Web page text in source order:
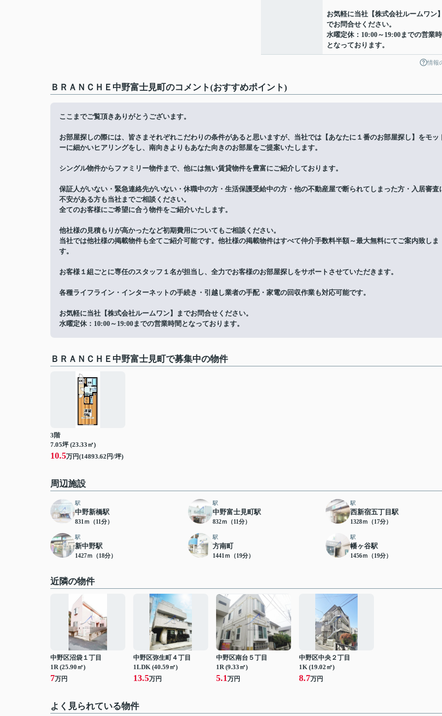
お気軽に当社【株式会社ルームワン
でお問合せください。
水曜定休：10:00～19:00までの営業
となっております。
情報
ＢＲＡＮＣＨＥ中野富士見町のコメント(おすすめポイント)
ここまでご覧頂きありがとうございます。
お部屋探しの際には、皆さまそれぞれこだわりの条件があると思いますが、当社では【あなたに１番のお部屋探し】をモッ
ーに細かいヒアリングをし、南向きよりもあなた向きのお部屋をご提案いたします。
シングル物件からファミリー物件まで、他には無い賃貸物件を豊富にご紹介しております。
保証人がいない・緊急連絡先がいない・休職中の方・生活保護受給中の方・他の不動産屋で断られてしまった方・入居審査
不安がある方も当社までご相談ください。
全てのお客様にご希望に合う物件をご紹介いたします。
他社様の見積もりが高かったなど初期費用についてもご相談ください。
当社では他社様の掲載物件も全てご紹介可能です。他社様の掲載物件はすべて仲介手数料半額～最大無料にてご案内致しま
す。
お客様１組ごとに専任のスタッフ１名が担当し、全力でお客様のお部屋探しをサポートさせていただきます。
各種ライフライン・インターネットの手続き・引越し業者の手配・家電の回収作業も対応可能です。
お気軽に当社【株式会社ルームワン】までお問合せください。
水曜定休：10:00～19:00までの営業時間となっております。
ＢＲＡＮＣＨＥ中野富士見町で募集中の物件
3階
7.05坪 (23.33㎡)
10.5万円(14893.62円/坪)
周辺施設
駅
中野新橋駅
831ｍ（11分）
駅
中野富士見町駅
832ｍ（11分）
駅
西新宿五丁目駅
1328ｍ（17分）
駅
新中野駅
1427ｍ（18分）
駅
方南町
1441ｍ（19分）
駅
幡ヶ谷駅
1456ｍ（19分）
近隣の物件
中野区沼袋１丁目
1R (25.90㎡)
7万円
中野区弥生町４丁目
1LDK (40.59㎡)
13.5万円
中野区南台５丁目
1R (9.33㎡)
5.1万円
中野区中央２丁目
1K (19.02㎡)
8.7万円
よく見られている物件